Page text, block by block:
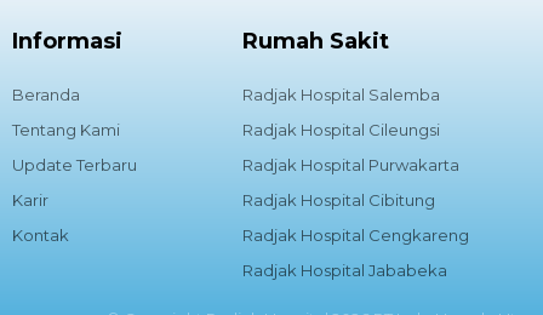
Informasi
Beranda
Tentang Kami
Update Terbaru
Karir
Kontak
Rumah Sakit
Radjak Hospital Salemba
Radjak Hospital Cileungsi
Radjak Hospital Purwakarta
Radjak Hospital Cibitung
Radjak Hospital Cengkareng
Radjak Hospital Jababeka